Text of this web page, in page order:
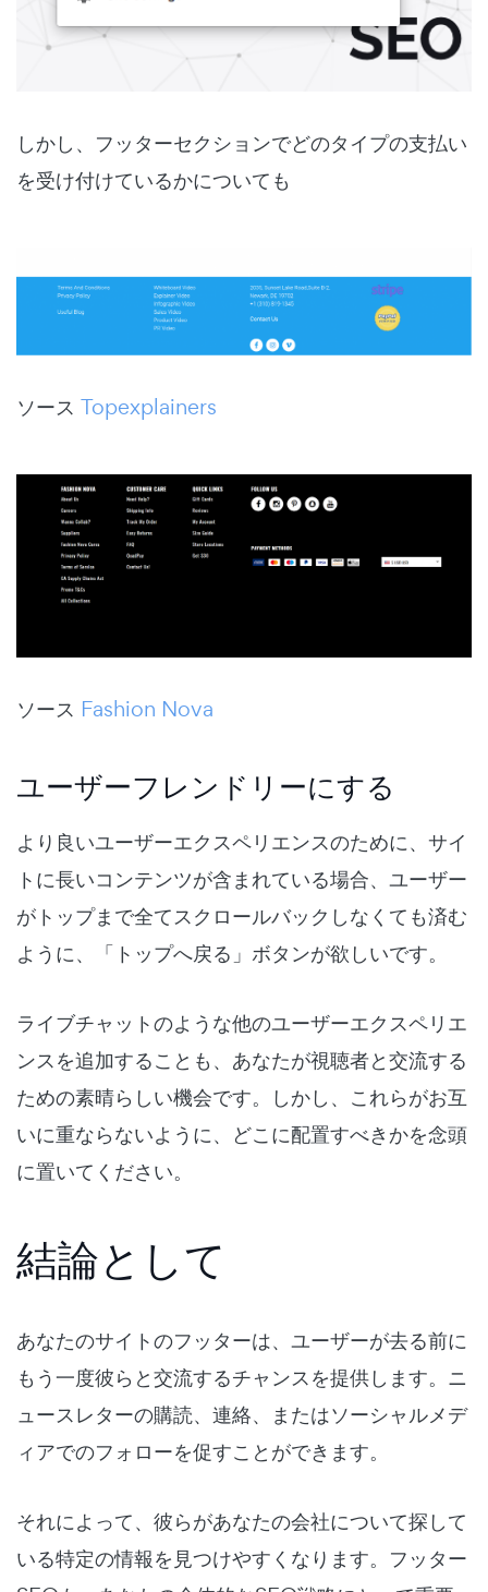
しかし、フッターセクションでどのタイプの支払い
を受け付けているかについても
ソース Topexplainers
ソース Fashion Nova
ユーザーフレンドリーにする
より良いユーザーエクスペリエンスのために、サイ
トに長いコンテンツが含まれている場合、ユーザー
がトップまで全てスクロールバックしなくても済む
ように、「トップへ戻る」ボタンが欲しいです。
ライブチャットのような他のユーザーエクスペリエ
ンスを追加することも、あなたが視聴者と交流する
ための素晴らしい機会です。しかし、これらがお互
いに重ならないように、どこに配置すべきかを念頭
に置いてください。
結論として
あなたのサイトのフッターは、ユーザーが去る前に
もう一度彼らと交流するチャンスを提供します。ニ
ュースレターの購読、連絡、またはソーシャルメデ
ィアでのフォローを促すことができます。
それによって、彼らがあなたの会社について探して
いる特定の情報を見つけやすくなります。フッター